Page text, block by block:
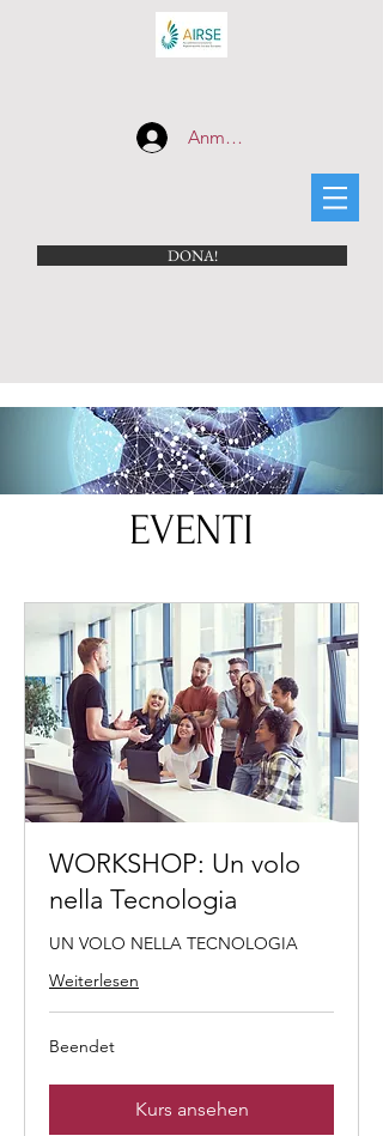
Anmelden
DONA!
EVENTI
WORKSHOP: Un volo
nella Tecnologia
UN VOLO NELLA TECNOLOGIA
Weiterlesen
Beendet
Kurs ansehen